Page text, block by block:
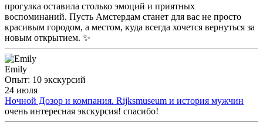
прогулка оставила столько эмоций и приятных
воспоминаний. Пусть Амстердам станет для вас не просто
красивым городом, а местом, куда всегда хочется вернуться за
новым открытием. ✨
Emily
Опыт: 10 экскурсий
24 июля
Ночной Дозор и компания. Rijksmuseum и история мужчин
очень интересная экскурсия! спасибо!